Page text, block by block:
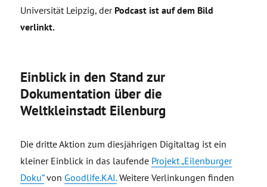
Universität Leipzig, der Podcast ist auf dem Bild
verlinkt.
Einblick in den Stand zur
Dokumentation über die
Weltkleinstadt Eilenburg
Die dritte Aktion zum diesjährigen Digitaltag ist ein
kleiner Einblick in das laufende Projekt „Eilenburger
Doku“von Goodlife.KAI.Weitere Verlinkungen finden